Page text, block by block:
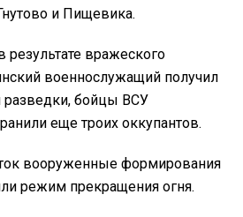
и Пищевика.
вражеского
военнослужащий получил
бойцы ВСУ
еще троих оккупантов.
вооруженные формирования
режим прекращения огня.